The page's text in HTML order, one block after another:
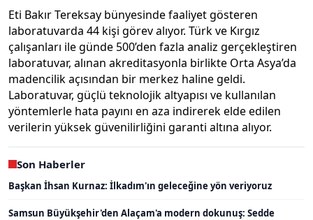
Eti Bakır Tereksay bünyesinde faaliyet gösteren
laboratuvarda 44 kişi görev alıyor. Türk ve Kırgız
çalışanları ile günde 500’den fazla analiz gerçekleştiren
laboratuvar, alınan akreditasyonla birlikte Orta Asya’da
madencilik açısından bir merkez haline geldi.
Laboratuvar, güçlü teknolojik altyapısı ve kullanılan
yöntemlerle hata payını en aza indirerek elde edilen
verilerin yüksek güvenilirliğini garanti altına alıyor.
Son Haberler
Başkan İhsan Kurnaz: İlkadım'ın geleceğine yön veriyoruz
Samsun Büyükşehir'den Alaçam'a modern dokunuş: Sedde